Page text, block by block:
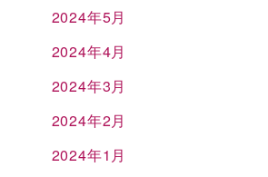
2024年5月
2024年4月
2024年3月
2024年2月
2024年1月